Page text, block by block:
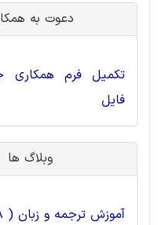
دعوت به
تکمیل فرم
فایل
وبلاگ ها
آموزش ترجمه و زبان ( 8 )